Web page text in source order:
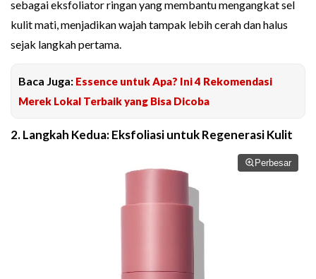
sebagai eksfoliator ringan yang membantu mengangkat sel
kulit mati, menjadikan wajah tampak lebih cerah dan halus
sejak langkah pertama.
Baca Juga: Essence untuk Apa? Ini 4 Rekomendasi
Merek Lokal Terbaik yang Bisa Dicoba
2. Langkah Kedua: Eksfoliasi untuk Regenerasi Kulit
Perbesar